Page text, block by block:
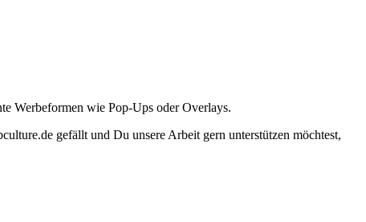
Werbeformen wie Pop-Ups oder Overlays.
gefällt und Du unsere Arbeit gern unterstützen möchtest,